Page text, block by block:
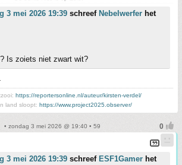
3 mei 2026 19:39 schreef Nebelwerfer het
Is zoiets niet zwart wit?
https://reportersonline.nl/auteur/kirsten-verdel/
land sloopt: https://www.project2025.observer/
• zondag 3 mei 2026 @ 19:40 • 59
3 mei 2026 19:39 schreef ESF1Gamer het